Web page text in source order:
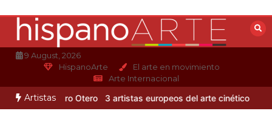
contenido
9 August, 2026
HispanoArte
El arte en movimiento
Arte Internacional
Artistas
de Alejandro Otero 3 artistas europeos del arte cinético Albert